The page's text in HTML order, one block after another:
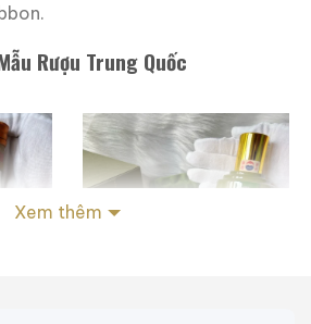
Rượu Trung Quốc
Xem thêm